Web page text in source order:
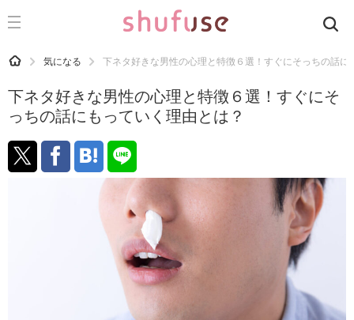
CATEGORY 記事カテゴリ
運気
洗濯
生活の知恵
HOME 気になる 下ネタ好きな男性の心理と特徴６選！すぐにそっちの話に
下ネタ好きな男性の心理と特徴６選！すぐにそ
っちの話にもっていく理由とは？